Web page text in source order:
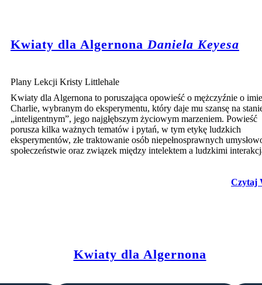
Create your own at Storyboard That
Kwiaty dla Algernona Daniela Keyesa
Plany Lekcji Kristy Littlehale
Kwiaty dla Algernona to poruszająca opowieść o mężczyźnie o
Charlie, wybranym do eksperymentu, który daje mu szansę na
„inteligentnym”, jego najgłębszym życiowym marzeniem. Powieść
porusza kilka ważnych tematów i pytań, w tym etykę ludzkich
eksperymentów, złe traktowanie osób niepełnosprawnych
społeczeństwie oraz związek między intelektem a ludzkimi
Czytaj
Kwiaty dla Algernona